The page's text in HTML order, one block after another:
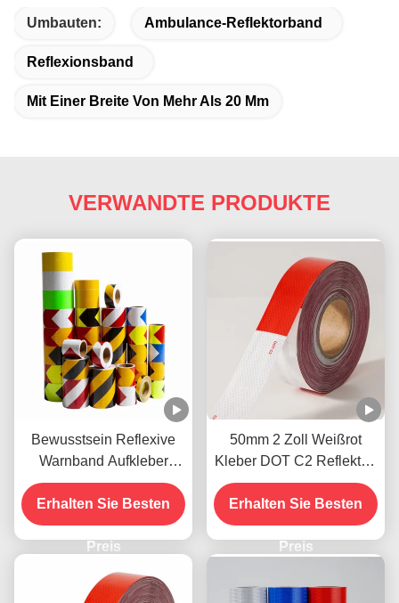
Umbauten: Ambulance-Reflektorband
Reflexionsband
Mit Einer Breite Von Mehr Als 20 Mm
VERWANDTE PRODUKTE
Bewusstsein Reflexive
Warnband Aufkleber
Biokolor Schwarz und
Gelb
Erhalten Sie Besten
Preis
50mm 2 Zoll Weißrot
Kleber DOT C2 Reflektor-
Sicherheitsband
Aufkleber auf Lkw für
Fahrzeuge
Erhalten Sie Besten
Preis